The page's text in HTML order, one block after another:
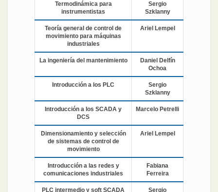
Termodinámica para
instrumentistas
Sergio
Szklanny
Teoría general de control de
movimiento para máquinas
industriales
Ariel Lempel
La ingeniería del mantenimiento
Daniel Delfín
Ochoa
Introducción a los PLC
Sergio
Szklanny
Introducción a los SCADA y
DCS
Marcelo Petrelli
Dimensionamiento y selección
de sistemas de control de
movimiento
Ariel Lempel
Introducción a las redes y
comunicaciones industriales
Fabiana
Ferreira
PLC intermedio y soft SCADA Sergio